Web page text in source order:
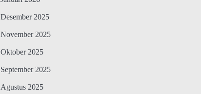
Desember 2025
November 2025
Oktober 2025
September 2025
Agustus 2025